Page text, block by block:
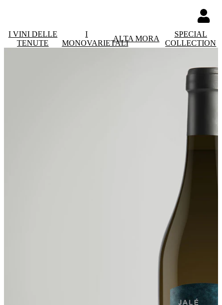
I VINI DELLE
TENUTE
I
MONOVARIETALI
ALTA MORA
SPECIAL
COLLECTION